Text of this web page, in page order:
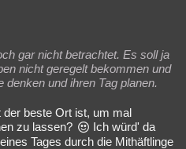
gar nicht betrachtet. Es soll ja
nicht geregelt bekommen und
denken und ihren Tag planen.
der beste Ort ist, um mal
zu lassen?
Ich würd' da
Tages durch die Mithäftlinge